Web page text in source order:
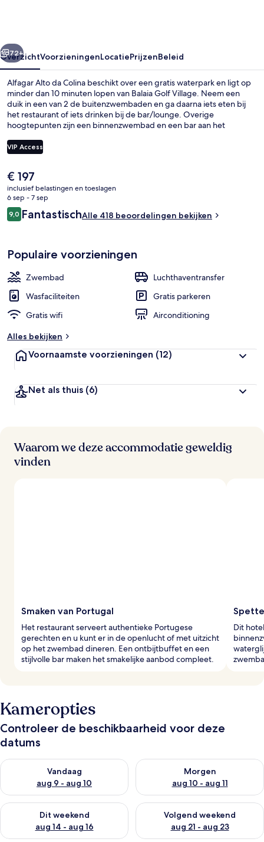
Volgende
72+
OverzichtVoorzieningenLocatiePrijzenBeleid
Alfagar Alto da Colina beschikt over een gratis waterpark en ligt op
minder dan 10 minuten lopen van Balaia Golf Village. Neem een
duik in een van 2 de buitenzwembaden en ga daarna iets eten bij
het restaurant of iets drinken bij de bar/lounge. Overige
hoogtepunten zijn een binnenzwembad en een bar aan het
gemeubileerde balkons en slaapbank. Andere reizigers zijn erg te
spreken over het behulpzame personeel en de algehele staat van
VIP Access
De
huidige
prijs
is
€ 197
€ 197
inclusief belastingen en toeslagen
6 sep - 7 sep
Beoordelingen
9,09,0 op 10 –
FantastischAlle 418 beoordelingen bekijken
Populaire voorzieningen
Zwembad
Luchthaventransfer
Wasfaciliteiten
Gratis parkeren
Gratis wifi
Airconditioning
Alles bekijken
Voornaamste voorzieningen (12)
Net als thuis (6)
Waarom we deze accommodatie geweldig
vinden
Smaken van Portugal
Het restaurant serveert authentieke Portugese
gerechten en u kunt er in de openlucht of met uitzicht
op het zwembad dineren. Een ontbijtbuffet en een
stijlvolle bar maken het smakelijke aanbod compleet.
Dit
Kameropties
Controleer de beschikbaarheid voor deze
datums
Vandaag
aug 9 - aug 10
De beschikbaarheid controleren voor vanavond aug 9 - aug
Morgen
aug 10 - aug 11
De beschikbaarheid
Dit weekend
aug 14 - aug 16
De beschikbaarheid controleren voor dit weekend aug 14 -
Volgend weekend
aug 21 - aug 23
De beschikbaarheid